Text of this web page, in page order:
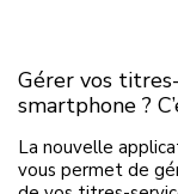
Gérer vos
smartphone ?
La nouvelle
vous permet de